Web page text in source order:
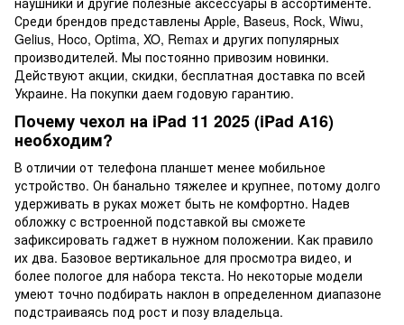
Среди брендов представлены Apple, Baseus, Rock, Wiwu,
Gelius, Hoco, Optima, XO, Remax и других популярных
производителей. Мы постоянно привозим новинки.
Действуют акции, скидки, бесплатная доставка по всей
Украине. На покупки даем годовую гарантию.
Почему чехол на iPad 11 2025 (iPad A16)
необходим?
В отличии от телефона планшет менее мобильное
устройство. Он банально тяжелее и крупнее, потому долго
удерживать в руках может быть не комфортно. Надев
обложку с встроенной подставкой вы сможете
зафиксировать гаджет в нужном положении. Как правило
их два. Базовое вертикальное для просмотра видео, и
более пологое для набора текста. Но некоторые модели
умеют точно подбирать наклон в определенном диапазоне
подстраиваясь под рост и позу владельца.